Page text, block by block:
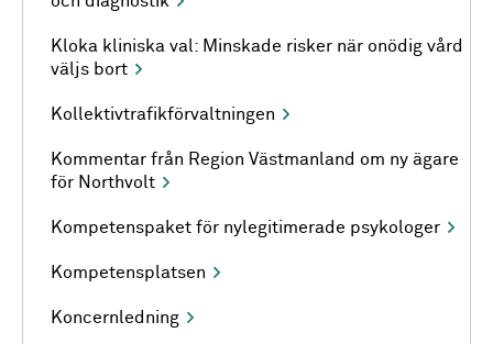
Kloka kliniska val: Minskade risker när onödig vård
väljs bort
Kollektivtrafikförvaltningen
Kommentar från Region Västmanland om ny ägare
för Northvolt
Kompetenspaket för nylegitimerade psykologer
Kompetensplatsen
Koncernledning